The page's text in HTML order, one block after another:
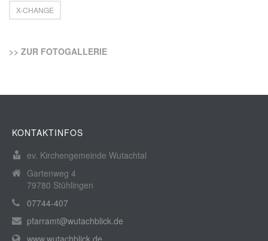
X-CHANGE
>> ZUR FOTOGALLERIE
KONTAKTINFOS
ev. Kirchengemeinde Wutachtal
Gartenweg 4
79780 Stühlingen
07744-407
pfarramt@wutachblick.de